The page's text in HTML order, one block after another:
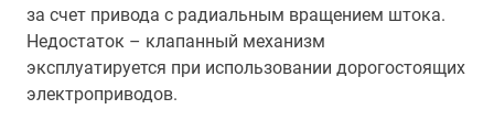
за счет привода с радиальным вращением штока.
Недостаток – клапанный механизм
эксплуатируется при использовании дорогостоящих
электроприводов.